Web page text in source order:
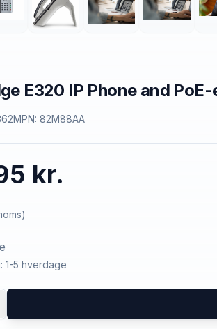
E320 IP Phone and
MPN: 82M88AA
kr.
1-5 hverdage